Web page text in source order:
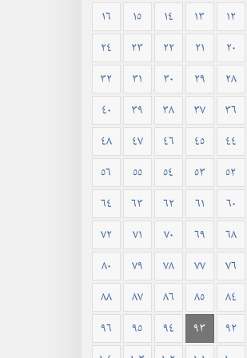
١٢ ١٣ ١٤ ١٥
١٦
٢٠ ٢١ ٢٢ ٢٣
٢٤
٢٨ ٢٩ ٣٠ ٣١
٣٢
٣٦ ٣٧ ٣٨ ٣٩
٤٠
٤٤ ٤٥ ٤٦ ٤٧
٤٨
٥٢ ٥٣ ٥٤ ٥٥
٥٦
٦٠ ٦١ ٦٢ ٦٣
٦٤
٦٨ ٦٩ ٧٠ ٧١
٧٢
٧٦ ٧٧ ٧٨ ٧٩
٨٠
٨٤ ٨٥ ٨٦ ٨٧
٨٨
٩٢ ٩٣ ٩٤ ٩٥
٩٦